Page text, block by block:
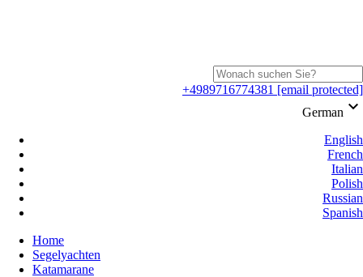
+4989716774381 [email protected]
German keyboard_arrow_down
English
French
Italian
Polish
Russian
Spanish
Home
Segelyachten
Katamarane